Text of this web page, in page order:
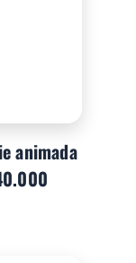
animada